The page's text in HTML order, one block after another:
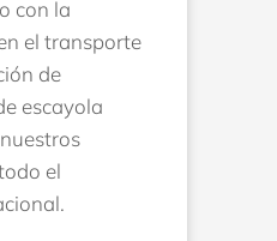
con la
el transporte
de
escayola
el